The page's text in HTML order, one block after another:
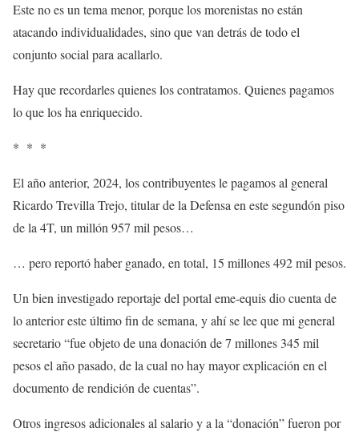
Este no es un tema menor, porque los morenistas no están
atacando individualidades, sino que van detrás de todo el
conjunto social para acallarlo.
Hay que recordarles quienes los contratamos. Quienes pagamos
lo que los ha enriquecido.
* * *
El año anterior, 2024, los contribuyentes le pagamos al general
Ricardo Trevilla Trejo, titular de la Defensa en este segundón piso
de la 4T, un millón 957 mil pesos…
… pero reportó haber ganado, en total, 15 millones 492 mil pesos.
Un bien investigado reportaje del portal eme-equis dio cuenta de
lo anterior este último fin de semana, y ahí se lee que mi general
secretario “fue objeto de una donación de 7 millones 345 mil
pesos el año pasado, de la cual no hay mayor explicación en el
documento de rendición de cuentas”.
Otros ingresos adicionales al salario y a la “donación” fueron por